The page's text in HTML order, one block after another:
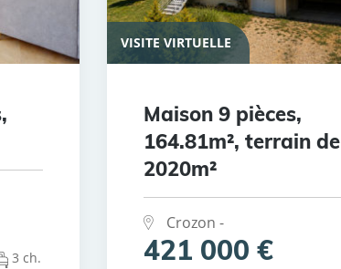
3 ch.
VISITE VIRTUELLE
Maison 9 pièces,
164.81m², terrain de
2020m²
Crozon -
421 000 €